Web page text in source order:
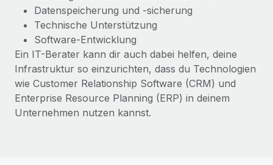
Datenspeicherung und -sicherung
Technische Unterstützung
Software-Entwicklung
Ein IT-Berater kann dir auch dabei helfen, deine
Infrastruktur so einzurichten, dass du Technologien
wie Customer Relationship Software (CRM) und
Enterprise Resource Planning (ERP) in deinem
Unternehmen nutzen kannst.